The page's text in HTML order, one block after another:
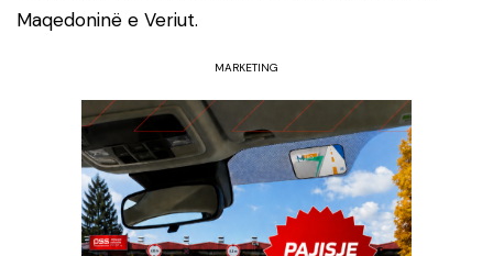
Maqedoninë e Veriut.
MARKETING